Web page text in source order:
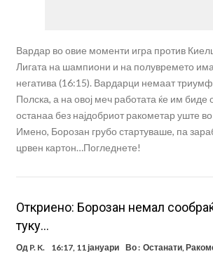
Вардар во овие моменти игра против
Лигата на шампиони и на полувремето
негатива (16:15). Вардарци немаат
Полска, а на овој меч работата ќе им биде
останаа без најдобриот ракометар уште
Имено, Борозан грубо стартуваше, па
црвен картон…Погледнете!
Откриено: Борозан немал
туку…
Од P. K. 16:17, 11 јануари Во : Останати,